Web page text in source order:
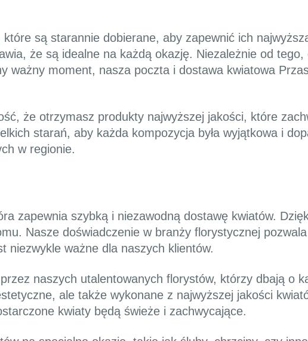
są starannie dobierane, aby zapewnić ich
że są idealne na każdą okazję. Niezależnie od tego,
ważny moment, nasza poczta i dostawa kwiatowa
że otrzymasz produkty najwyższej jakości, które
starań, aby każda kompozycja była wyjątkowa i
w regionie.
zapewnia szybką i niezawodną dostawę kwiatów.
Nasze doświadczenie w branży florystycznej
niezwykle ważne dla naszych klientów.
naszych utalentowanych florystów, którzy dbają o
ale także wykonane z najwyższej jakości
kwiaty będą świeże i zachwycające.